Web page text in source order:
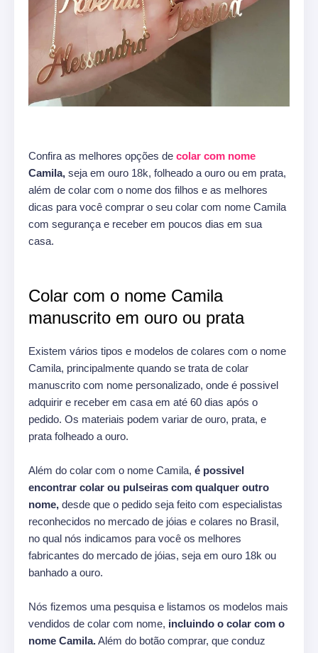
Confira as melhores opções de colar com nome
Camila, seja em ouro 18k, folheado a ouro ou em prata,
além de colar com o nome dos filhos e as melhores
dicas para você comprar o seu colar com nome Camila
com segurança e receber em poucos dias em sua
casa.
Colar com o nome Camila
manuscrito em ouro ou prata
Existem vários tipos e modelos de colares com o nome
Camila, principalmente quando se trata de colar
manuscrito com nome personalizado, onde é possivel
adquirir e receber em casa em até 60 dias após o
pedido. Os materiais podem variar de ouro, prata, e
prata folheado a ouro.
Além do colar com o nome Camila, é possivel
encontrar colar ou pulseiras com qualquer outro
nome, desde que o pedido seja feito com especialistas
reconhecidos no mercado de jóias e colares no Brasil,
no qual nós indicamos para você os melhores
fabricantes do mercado de jóias, seja em ouro 18k ou
banhado a ouro.
Nós fizemos uma pesquisa e listamos os modelos mais
vendidos de colar com nome, incluindo o colar com o
nome Camila.Além do botão comprar, que conduz